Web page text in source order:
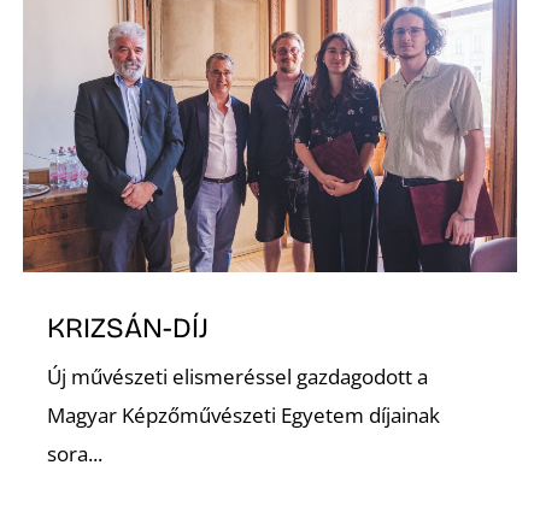
KRIZSÁN-DÍJ
Új művészeti elismeréssel gazdagodott a
Magyar Képzőművészeti Egyetem díjainak
sora...